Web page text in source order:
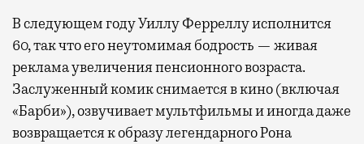
В следующем году Уиллу Ферреллу исполнится
60, так что его неутомимая бодрость — живая
реклама увеличения пенсионного возраста.
Заслуженный комик снимается в кино (включая
«Барби»), озвучивает мультфильмы и иногда даже
возвращается к образу легендарного Рона